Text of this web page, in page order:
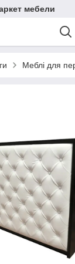
мебели
Меблі для